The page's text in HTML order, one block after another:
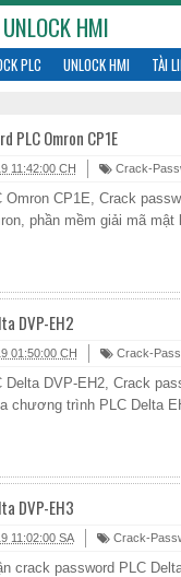
HMI
PLC UNLOCK HMI TÀI
PLC Omron CP1E
11:42:00 CH Crack-
Omron CP1E, Crack
phần mềm giải mã mật
DVP-EH2
01:50:00 CH Crack-
Delta DVP-EH2, Crack
chương trình PLC Delta
DVP-EH3
11:02:00 SA Crack-
crack password PLC